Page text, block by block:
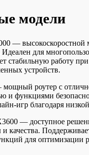
модели
— высокоскоростной
для
стабильную работу
устройств.
роутер с
и функциями
игр благодаря
— доступное
качества.
для оптимизации